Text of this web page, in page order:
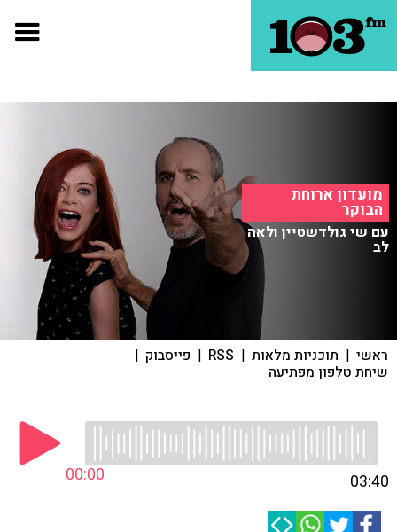
מועדון ארוחת
הבוקר
עם שי גולדשטיין ולאה
לב
ראשי | תוכניות מלאות |
RSS
| פייסבוק |
שיחת טלפון מפתיעה
00:00 03:40